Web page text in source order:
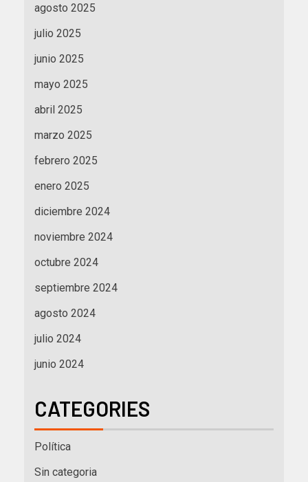
agosto 2025
julio 2025
junio 2025
mayo 2025
abril 2025
marzo 2025
febrero 2025
enero 2025
diciembre 2024
noviembre 2024
octubre 2024
septiembre 2024
agosto 2024
julio 2024
junio 2024
CATEGORIES
Política
Sin categoria